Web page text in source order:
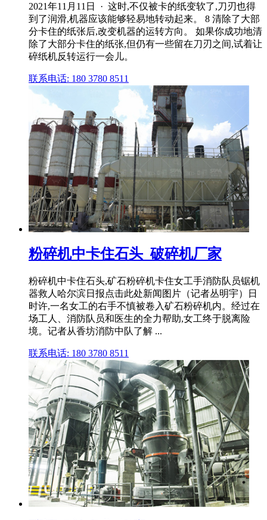
2021年11月11日 · 这时,不仅被卡的纸变软了,刀刃也得
到了润滑,机器应该能够轻易地转动起来。 8 清除了大部
分卡住的纸张后,改变机器的运转方向。 如果你成功地清
除了大部分卡住的纸张,但仍有一些留在刀刃之间,试着让
碎纸机反转运行一会儿。
联系电话: 180 3780 8511
粉碎机中卡住石头_破碎机厂家
粉碎机中卡住石头,矿石粉碎机卡住女工手消防队员锯机
器救人哈尔滨日报点击此处新闻图片（记者丛明宇）日
时许,一名女工的右手不慎被卷入矿石粉碎机内。经过在
场工人、消防队员和医生的全力帮助,女工终于脱离险
境。记者从香坊消防中队了解 ...
联系电话: 180 3780 8511